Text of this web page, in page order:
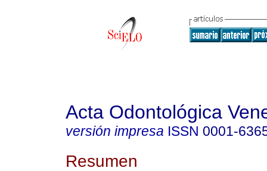
Acta Odontológica
versión impresa ISSN 0001-
Resumen